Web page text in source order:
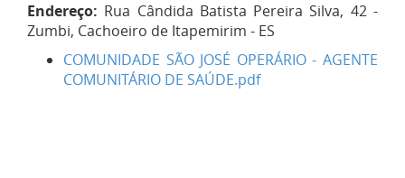
Endereço: Rua Cândida Batista Pereira Silva, 42 -
Zumbi, Cachoeiro de Itapemirim - ES
COMUNIDADE SÃO JOSÉ OPERÁRIO - AGENTE
COMUNITÁRIO DE SAÚDE.pdf